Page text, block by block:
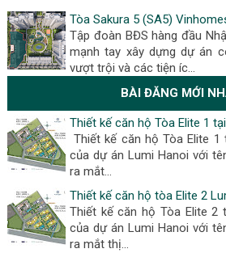
Tòa Sakura 5 (SA5)
Tập đoàn BĐS hàng đầu
mạnh tay xây dựng dự án
vượt trội và các tiện íc…
BÀI ĐĂNG MỚI
Thiết kế căn hộ Tòa Elite 1
Thiết kế căn hộ Tòa Elite 1
của dự án Lumi Hanoi với
ra mắt...
Thiết kế căn hộ tòa Elite 2
Thiết kế căn hộ Tòa Elite 2
của dự án Lumi Hanoi với
ra mắt thị...